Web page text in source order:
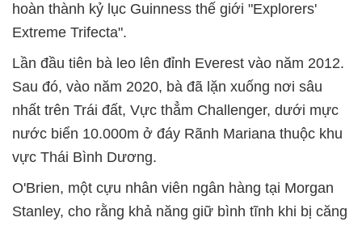
hoàn thành kỷ lục Guinness thế giới "Explorers'
Extreme Trifecta".
Lần đầu tiên bà leo lên đỉnh Everest vào năm 2012.
Sau đó, vào năm 2020, bà đã lặn xuống nơi sâu
nhất trên Trái đất, Vực thẳm Challenger, dưới mực
nước biển 10.000m ở đáy Rãnh Mariana thuộc khu
vực Thái Bình Dương.
O'Brien, một cựu nhân viên ngân hàng tại Morgan
Stanley, cho rằng khả năng giữ bình tĩnh khi bị căng